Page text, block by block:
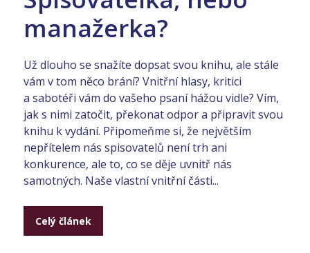
manažerka?
Už dlouho se snažíte dopsat svou knihu, ale stále
vám v tom něco brání? Vnitřní hlasy, kritici
a sabotéři vám do vašeho psaní hážou vidle? Vím,
jak s nimi zatočit, překonat odpor a připravit svou
knihu k vydání. Připomeňme si, že největším
nepřítelem nás spisovatelů není trh ani
konkurence, ale to, co se děje uvnitř nás
samotných. Naše vlastní vnitřní části...
Celý článek